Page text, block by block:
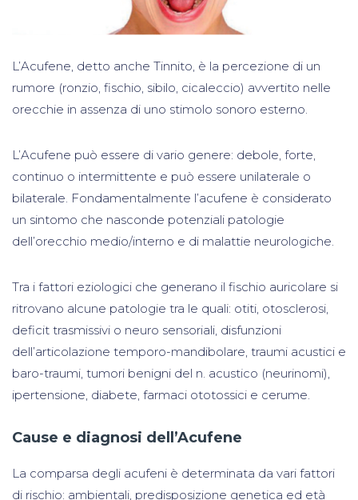
L’Acufene, detto anche Tinnito, è la percezione di un
rumore (ronzio, fischio, sibilo, cicaleccio) avvertito nelle
orecchie in assenza di uno stimolo sonoro esterno.
L’Acufene può essere di vario genere: debole, forte,
continuo o intermittente e può essere unilaterale o
bilaterale. Fondamentalmente l’acufene è considerato
un sintomo che nasconde potenziali patologie
dell’orecchio medio/interno e di malattie neurologiche.
Tra i fattori eziologici che generano il fischio auricolare si
ritrovano alcune patologie tra le quali: otiti, otosclerosi,
deficit trasmissivi o neuro sensoriali, disfunzioni
dell’articolazione temporo-mandibolare, traumi acustici e
baro-traumi, tumori benigni del n. acustico (neurinomi),
ipertensione, diabete, farmaci ototossici e cerume.
Cause e diagnosi dell’Acufene
La comparsa degli acufeni è determinata da vari fattori
di rischio: ambientali, predisposizione genetica ed età